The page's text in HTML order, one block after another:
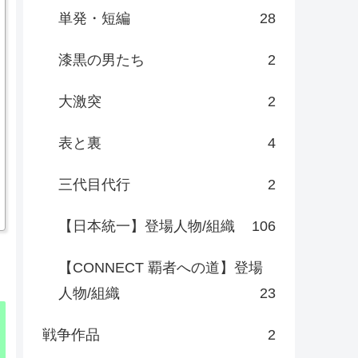
単発・短編 28
漆黒の男たち 2
大激突 2
表と裏 4
三代目代行 2
【日本統一】登場人物/組織 106
【CONNECT 覇者への道】登場
人物/組織
23
戦争作品 2